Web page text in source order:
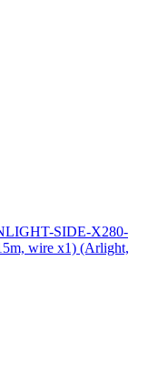
SIDE-X280-
wire x1) (Arlight,